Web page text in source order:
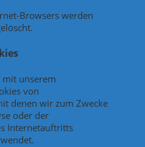
Browsers werden
mit unserem
von
denen wir zum Zwecke
oder der
Internetauftritts